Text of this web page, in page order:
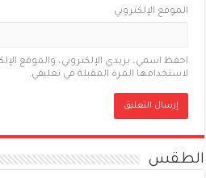
الموقع الإلكتروني
احفظ اسمي، بريدي الإلكتروني، والموقع
لاستخدامها المرة المقبلة في تعليقي.
الطقس